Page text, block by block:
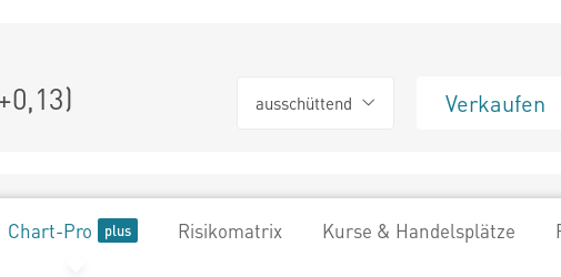
) ausschüttend Verkaufen
Chart-Pro Risikomatrix Kurse & Handelsplätze